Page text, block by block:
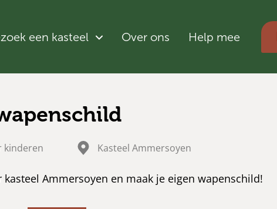
een kasteel Over ons Help mee
kinderen Kasteel Ammersoyen
Ammersoyen en maak je eigen wapenschild!